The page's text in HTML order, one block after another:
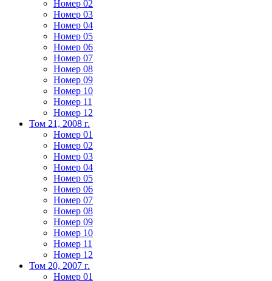
Номер 02
Номер 03
Номер 04
Номер 05
Номер 06
Номер 07
Номер 08
Номер 09
Номер 10
Номер 11
Номер 12
Том 21, 2008 г.
Номер 01
Номер 02
Номер 03
Номер 04
Номер 05
Номер 06
Номер 07
Номер 08
Номер 09
Номер 10
Номер 11
Номер 12
Том 20, 2007 г.
Номер 01